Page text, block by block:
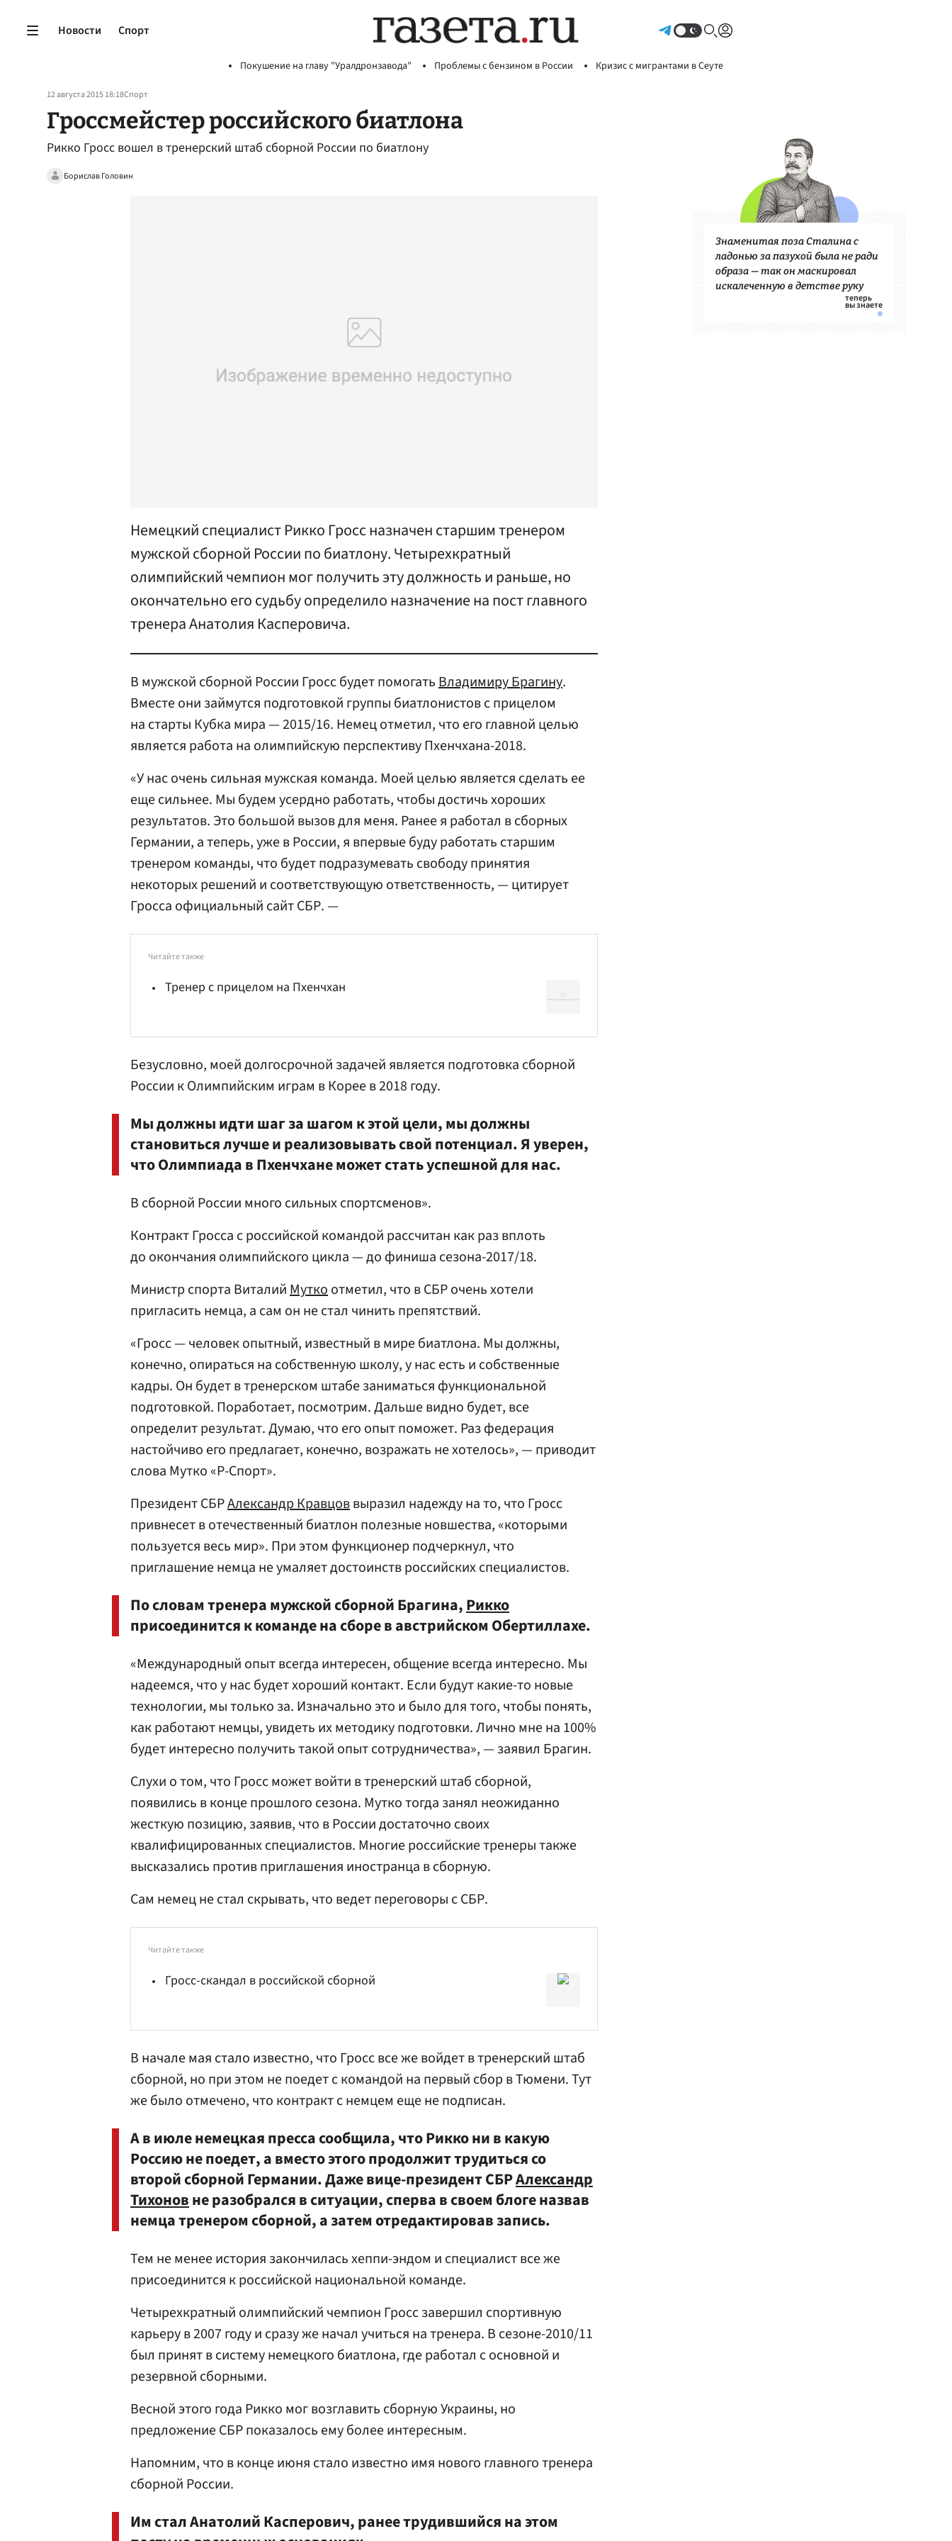
Новости Спорт
Покушение на главу "Уралдронзавода" Проблемы с бензином в России Кризис с мигрантами в Сеуте
12 августа 2015 18:18Спорт
Гроссмейстер российского биатлона
Рикко Гросс вошел в тренерский штаб сборной России по биатлону
Борислав Головин
Немецкий специалист Рикко Гросс назначен старшим тренером
мужской сборной России по биатлону. Четырехкратный
олимпийский чемпион мог получить эту должность и раньше, но
окончательно его судьбу определило назначение на пост главного
тренера Анатолия Касперовича.
В мужской сборной России Гросс будет помогатьВладимиру Брагину.
Вместе они займутся подготовкой группы биатлонистов с прицелом
на старты Кубка мира — 2015/16. Немец отметил, что его главной целью
является работа на олимпийскую перспективу Пхенчхана-2018.
«У нас очень сильная мужская команда. Моей целью является сделать ее
еще сильнее. Мы будем усердно работать, чтобы достичь хороших
результатов. Это большой вызов для меня. Ранее я работал в сборных
Германии, а теперь, уже в России, я впервые буду работать старшим
тренером команды, что будет подразумевать свободу принятия
некоторых решений и соответствующую ответственность, — цитирует
Гросса официальный сайт СБР. —
Читайте также
Тренер с прицелом на Пхенчхан
Безусловно, моей долгосрочной задачей является подготовка сборной
России к Олимпийским играм в Корее в 2018 году.
Мы должны идти шаг за шагом к этой цели, мы должны
становиться лучше и реализовывать свой потенциал. Я уверен,
что Олимпиада в Пхенчхане может стать успешной для нас.
В сборной России много сильных спортсменов».
Контракт Гросса с российской командой рассчитан как раз вплоть
до окончания олимпийского цикла — до финиша сезона-2017/18.
Министр спорта ВиталийМуткоотметил, что в СБР очень хотели
пригласить немца, а сам он не стал чинить препятствий.
«Гросс — человек опытный, известный в мире биатлона. Мы должны,
конечно, опираться на собственную школу, у нас есть и собственные
кадры. Он будет в тренерском штабе заниматься функциональной
подготовкой. Поработает, посмотрим. Дальше видно будет, все
определит результат. Думаю, что его опыт поможет. Раз федерация
настойчиво его предлагает, конечно, возражать не хотелось», — приводит
слова Мутко «Р-Спорт».
Президент СБРАлександр Кравцоввыразил надежду на то, что Гросс
привнесет в отечественный биатлон полезные новшества, «которыми
пользуется весь мир». При этом функционер подчеркнул, что
приглашение немца не умаляет достоинств российских специалистов.
По словам тренера мужской сборной Брагина,Рикко
присоединится к команде на сборе в австрийском Обертиллахе.
«Международный опыт всегда интересен, общение всегда интересно. Мы
надеемся, что у нас будет хороший контакт. Если будут какие-то новые
технологии, мы только за. Изначально это и было для того, чтобы понять,
как работают немцы, увидеть их методику подготовки. Лично мне на 100%
будет интересно получить такой опыт сотрудничества», — заявил Брагин.
Слухи о том, что Гросс может войти в тренерский штаб сборной,
появились в конце прошлого сезона. Мутко тогда занял неожиданно
жесткую позицию, заявив, что в России достаточно своих
квалифицированных специалистов. Многие российские тренеры также
высказались против приглашения иностранца в сборную.
Сам немец не стал скрывать, что ведет переговоры с СБР.
Читайте также
Гросс-скандал в российской сборной
В начале мая стало известно, что Гросс все же войдет в тренерский штаб
сборной, но при этом не поедет с командой на первый сбор в Тюмени. Тут
же было отмечено, что контракт с немцем еще не подписан.
А в июле немецкая пресса сообщила, что Рикко ни в какую
Россию не поедет, а вместо этого продолжит трудиться со
второй сборной Германии. Даже вице-президент СБРАлександр
Тихоновне разобрался в ситуации, сперва в своем блоге назвав
немца тренером сборной, а затем отредактировав запись.
Тем не менее история закончилась хеппи-эндом и специалист все же
присоединится к российской национальной команде.
Четырехкратный олимпийский чемпион Гросс завершил спортивную
карьеру в 2007 году и сразу же начал учиться на тренера. В сезоне-2010/11
был принят в систему немецкого биатлона, где работал с основной и
резервной сборными.
Весной этого года Рикко мог возглавить сборную Украины, но
предложение СБР показалось ему более интересным.
Напомним, что в конце июня стало известно имя нового главного тренера
сборной России.
Им стал Анатолий Касперович, ранее трудившийся на этом
Знаменитая поза Сталина с
ладонью за пазухой была не ради
образа — так он маскировал
искалеченную в детстве руку